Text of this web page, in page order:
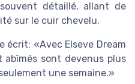
détaillé, allant de
sur le cuir chevelu.
écrit:
Avec Elseve Dream
abîmés sont devenus plus
une semaine.